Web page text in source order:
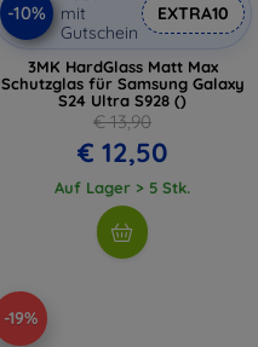
-10%
mit
Gutschein
EXTRA10
3MK HardGlass Matt Max
Schutzglas für Samsung Galaxy
S24 Ultra S928 ()
€ 13,90
€ 12,50
Auf Lager > 5 Stk.
-19%